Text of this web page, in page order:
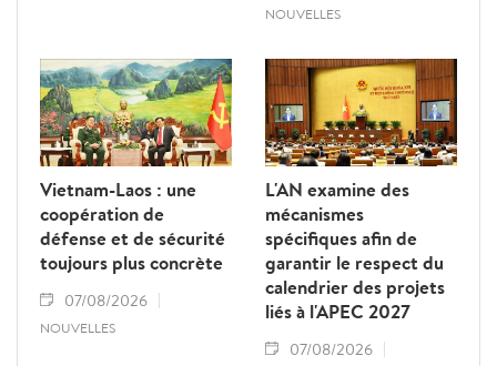
NOUVELLES
Vietnam-Laos : une
coopération de
défense et de sécurité
toujours plus concrète
07/08/2026
NOUVELLES
L'AN examine des
mécanismes
spécifiques afin de
garantir le respect du
calendrier des projets
liés à l'APEC 2027
07/08/2026